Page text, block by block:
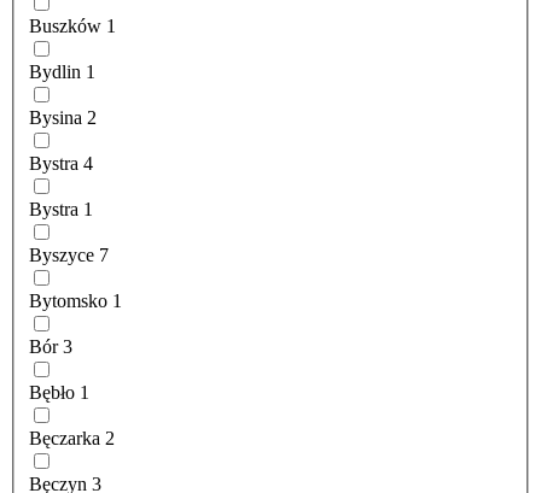
Buszków 1
Bydlin 1
Bysina 2
Bystra 4
Bystra 1
Byszyce 7
Bytomsko 1
Bór 3
Bębło 1
Bęczarka 2
Bęczyn 3